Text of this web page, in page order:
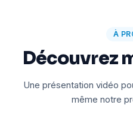
À
Découvrez
Une présentation vidéo
même notre